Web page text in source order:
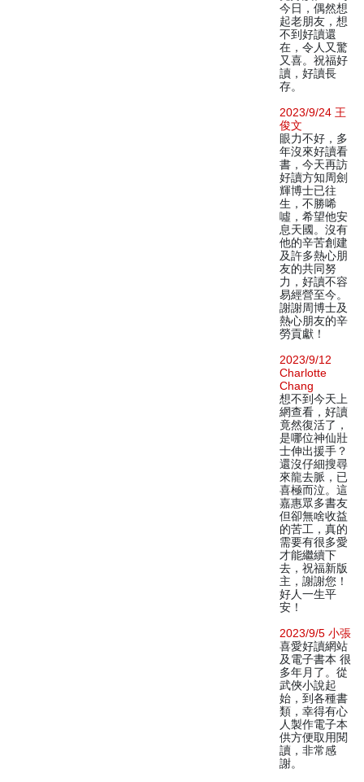
今日，偶然想
起老朋友，想
不到好讀還
在，令人又驚
又喜。祝福好
讀，好讀長
存。
2023/9/24 王
俊文
眼力不好，多
年沒來好讀看
書，今天再訪
好讀方知周劍
輝博士已往
生，不勝唏
噓，希望他安
息天國。沒有
他的辛苦創建
及許多熱心朋
友的共同努
力，好讀不容
易經營至今。
謝謝周博士及
熱心朋友的辛
勞貢獻！
2023/9/12
Charlotte
Chang
想不到今天上
網查看，好讀
竟然復活了，
是哪位神仙壯
士伸出援手？
還沒仔細搜尋
來龍去脈，已
喜極而泣。這
嘉惠眾多書友
但卻無啥收益
的苦工，真的
需要有很多愛
才能繼續下
去，祝福新版
主，謝謝您！
好人一生平
安！
2023/9/5 小張
喜愛好讀網站
及電子書本 很
多年月了。從
武俠小說起
始，到各種書
類，幸得有心
人製作電子本
供方便取用閱
讀，非常感
謝。